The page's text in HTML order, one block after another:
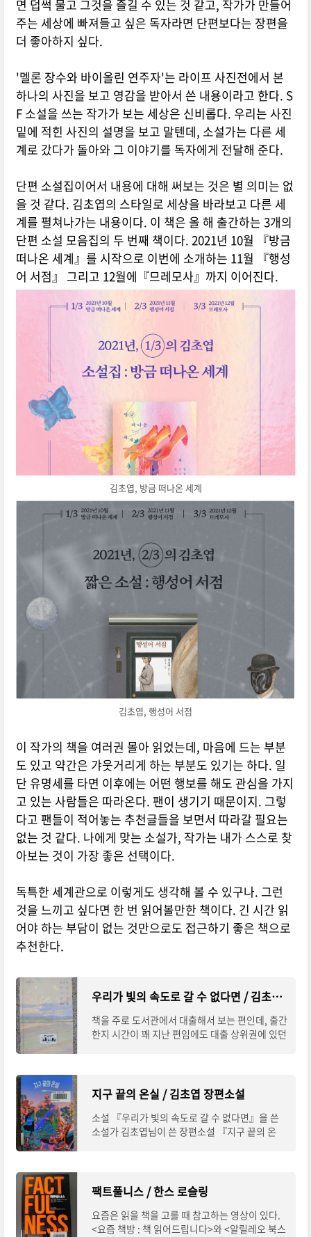
면 덥썩 물고 그것을 즐길 수 있는 것 같고, 작가가 만들어
주는 세상에 빠져들고 싶은 독자라면 단편보다는 장편을
더 좋아하지 싶다.
'멜론 장수와 바이올린 연주자'는 라이프 사진전에서 본
하나의 사진을 보고 영감을 받아서 쓴 내용이라고 한다. S
F 소설을 쓰는 작가가 보는 세상은 신비롭다. 우리는 사진
밑에 적힌 사진의 설명을 보고 말텐데, 소설가는 다른 세
계로 갔다가 돌아와 그 이야기를 독자에게 전달해 준다.
단편 소설집이어서 내용에 대해 써보는 것은 별 의미는 없
을 것 같다. 김초엽의 스타일로 세상을 바라보고 다른 세
계를 펼쳐나가는 내용이다. 이 책은 올 해 출간하는 3개의
단편 소설 모음집의 두 번째 책이다. 2021년 10월 『방금
떠나온 세계』를 시작으로 이번에 소개하는 11월 『행성
어 서점』 그리고 12월에『므레모사』까지 이어진다.
김초엽, 방금 떠나온 세계
김초엽, 행성어 서점
이 작가의 책을 여러권 몰아 읽었는데, 마음에 드는 부분
도 있고 약간은 갸웃거리게 하는 부분도 있기는 하다. 일
단 유명세를 타면 이후에는 어떤 행보를 해도 관심을 가지
고 있는 사람들은 따라온다. 팬이 생기기 때문이지. 그렇
다고 팬들이 적어놓는 추천글들을 보면서 따라갈 필요는
없는 것 같다. 나에게 맞는 소설가, 작가는 내가 스스로 찾
아보는 것이 가장 좋은 선택이다.
독특한 세계관으로 이렇게도 생각해 볼 수 있구나. 그런
것을 느끼고 싶다면 한 번 읽어볼만한 책이다. 긴 시간 읽
어야 하는 부담이 없는 것만으로도 접근하기 좋은 책으로
추천한다.
우리가 빛의 속도로 갈 수 없다면 / 김초엽 소설
책을 주로 도서관에서 대출해서 보는 편인데, 출간
한지 시간이 꽤 지난 편임에도 대출 상위권에 있던
지구 끝의 온실 / 김초엽 장편소설
소설 『우리가 빛의 속도로 갈 수 없다면』을 쓴
소설가 김초엽님이 쓴 장편소설 『지구 끝의 온
팩트풀니스 / 한스 로슬링
요즘은 읽을 책을 고를 때 참고하는 영상이 있다.
<요즘 책방 : 책 읽어드립니다>와 <알릴레오 북스